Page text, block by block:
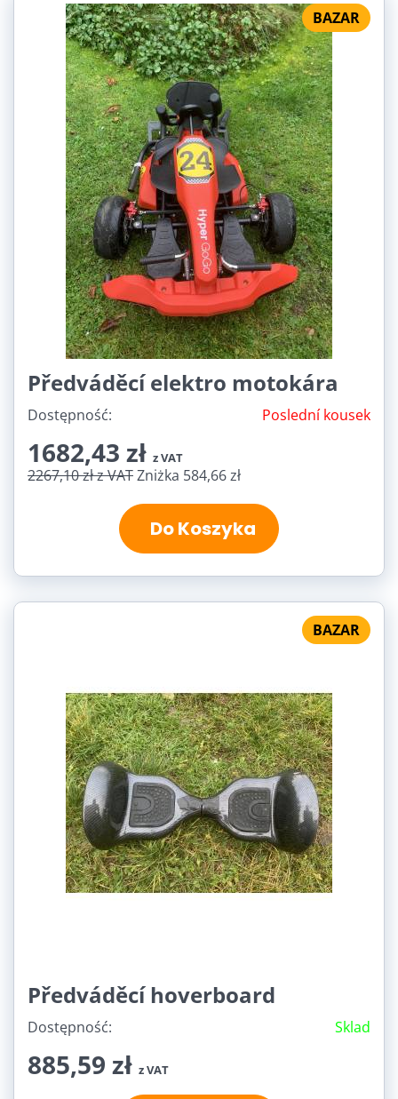
BAZAR
Předváděcí elektro motokára
Dostępność: Poslední kousek
1682,43 zł z VAT
2267,10 złz VATZniżka 584,66 zł
Do Koszyka
BAZAR
Předváděcí hoverboard
Dostępność: Sklad
885,59 zł z VAT